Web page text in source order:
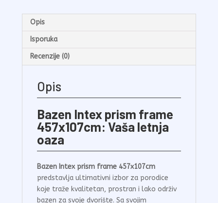
Opis
Isporuka
Recenzije (0)
Opis
Bazen Intex prism frame
457x107cm: Vaša letnja
oaza
Bazen Intex prism frame 457x107cm
predstavlja ultimativni izbor za porodice
koje traže kvalitetan, prostran i lako održiv
bazen za svoje dvorište. Sa svojim